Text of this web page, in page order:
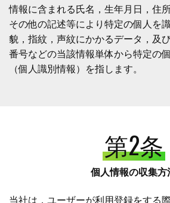
情報に含まれる氏名，生年月日，住
その他の記述等により特定の個人を
貌，指紋，声紋にかかるデータ，及
番号などの当該情報単体から特定の
（個人識別情報）を指します。
第2条
個人情報の収集方
当社は，ユーザーが利用登録をする